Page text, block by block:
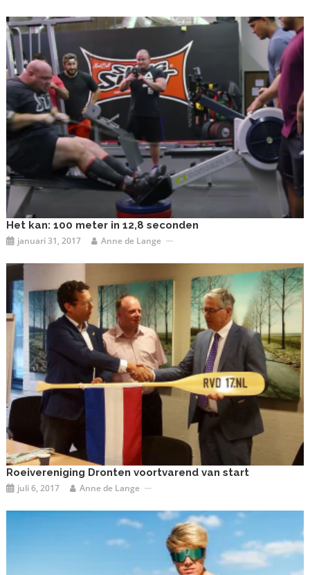
Het kan: 100 meter in 12,8 seconden
januari 31, 2017 Anne de Lange
Roeivereniging Dronten voortvarend van start
juli 6, 2017 Anne de Lange